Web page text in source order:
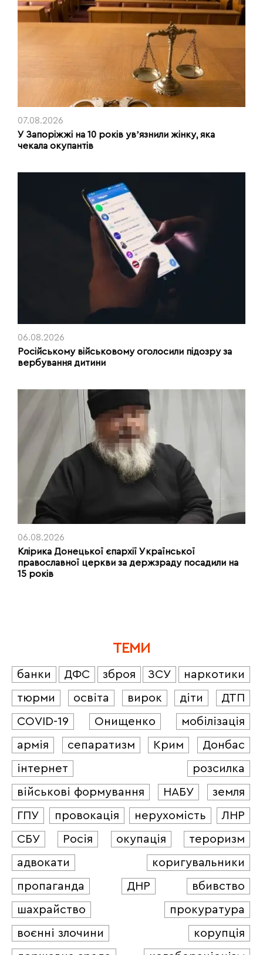
07.08.2026
У Запоріжжі на 10 років увʼязнили жінку, яка
чекала окупантів
06.08.2026
Російському військовому оголосили підозру за
вербування дитини
06.08.2026
Клірика Донецької єпархії Української
православної церкви за держзраду посадили на
15 років
ТЕМИ
банки ДФС зброя ЗСУ
наркотики
тюрми
освіта вирок діти
ДТП
COVID-19
Онищенко
мобілізація
армія
сепаратизм Крим
Донбас
інтернет
розсилка
військові формування
НАБУ
земля
ГПУ
провокація нерухомість
ЛНР
СБУ
Росія окупація
тероризм
адвокати
коригувальники
пропаганда
ДНР
вбивство
шахрайство
прокуратура
воєнні злочини
корупція